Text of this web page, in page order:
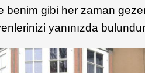
benim gibi her zaman
yanınızda